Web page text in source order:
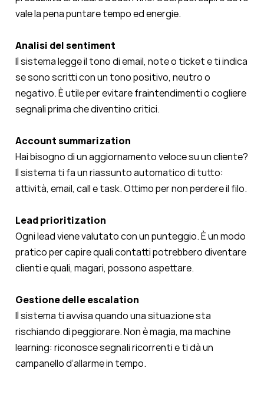
vale la pena puntare tempo ed energie.
Analisi del sentiment
Il sistema legge il tono di email, note o ticket e ti indica
se sono scritti con un tono positivo, neutro o
negativo. È utile per evitare fraintendimenti o cogliere
segnali prima che diventino critici.
Account summarization
Hai bisogno di un aggiornamento veloce su un cliente?
Il sistema ti fa un riassunto automatico di tutto:
attività, email, call e task. Ottimo per non perdere il filo.
Lead prioritization
Ogni lead viene valutato con un punteggio. È un modo
pratico per capire quali contatti potrebbero diventare
clienti e quali, magari, possono aspettare.
Gestione delle escalation
Il sistema ti avvisa quando una situazione sta
rischiando di peggiorare. Non è magia, ma machine
learning: riconosce segnali ricorrenti e ti dà un
campanello d’allarme in tempo.